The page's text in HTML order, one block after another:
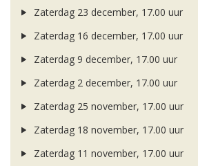
Zaterdag 23 december, 17.00 uur
Zaterdag 16 december, 17.00 uur
Zaterdag 9 december, 17.00 uur
Zaterdag 2 december, 17.00 uur
Zaterdag 25 november, 17.00 uur
Zaterdag 18 november, 17.00 uur
Zaterdag 11 november, 17.00 uur